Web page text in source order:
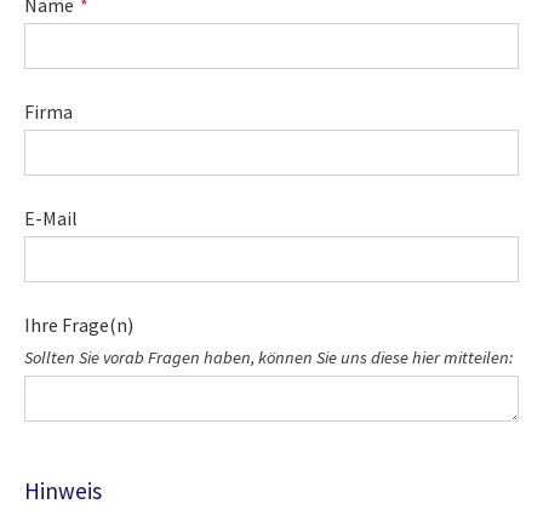
Name
Firma
E-Mail
Ihre Frage(n)
Sollten Sie vorab Fragen haben, können Sie uns diese hier mitteilen:
Hinweis